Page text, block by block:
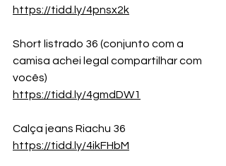
https://tidd.ly/4pnsx2k
Short listrado 36 (conjunto com a
camisa achei legal compartilhar com
vocês)
https://tidd.ly/4gmdDW1
Calça jeans Riachu 36
https://tidd.ly/4ikFHbM